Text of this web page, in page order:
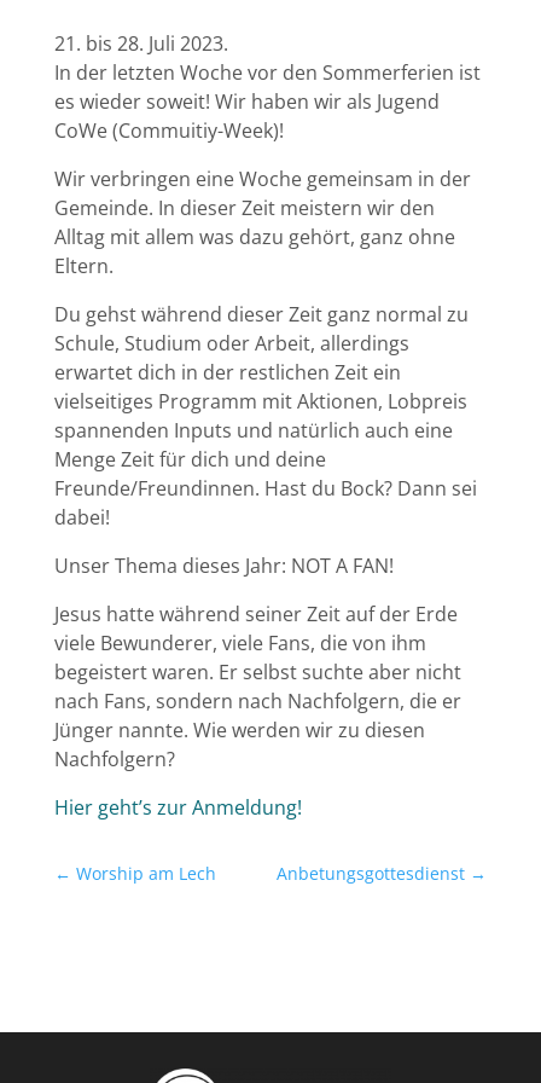
21. bis 28. Juli 2023.
In der letzten Woche vor den Sommerferien ist
es wieder soweit! Wir haben wir als Jugend
CoWe (Commuitiy-Week)!
Wir verbringen eine Woche gemeinsam in der
Gemeinde. In dieser Zeit meistern wir den
Alltag mit allem was dazu gehört, ganz ohne
Eltern.
Du gehst während dieser Zeit ganz normal zu
Schule, Studium oder Arbeit, allerdings
erwartet dich in der restlichen Zeit ein
vielseitiges Programm mit Aktionen, Lobpreis
spannenden Inputs und natürlich auch eine
Menge Zeit für dich und deine
Freunde/Freundinnen. Hast du Bock? Dann sei
dabei!
Unser Thema dieses Jahr: NOT A FAN!
Jesus hatte während seiner Zeit auf der Erde
viele Bewunderer, viele Fans, die von ihm
begeistert waren. Er selbst suchte aber nicht
nach Fans, sondern nach Nachfolgern, die er
Jünger nannte. Wie werden wir zu diesen
Nachfolgern?
Hier geht’s zur Anmeldung!
← Worship am Lech Anbetungsgottesdienst →